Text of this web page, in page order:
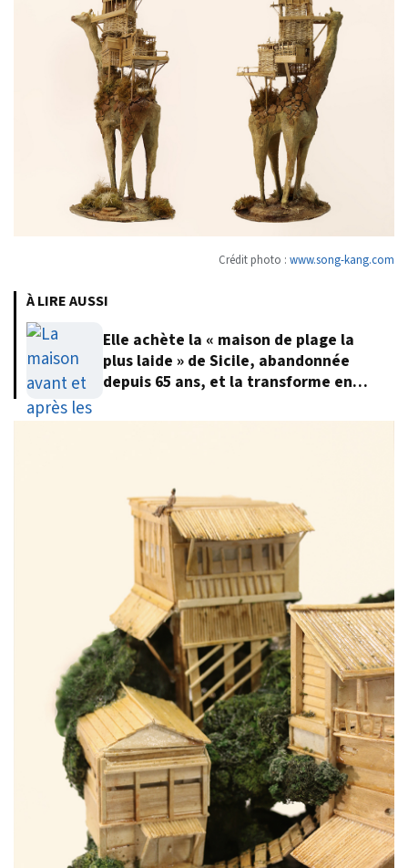
Crédit photo : www.song-kang.com
À LIRE AUSSI
Elle achète la « maison de plage la
plus laide » de Sicile, abandonnée
depuis 65 ans, et la transforme en